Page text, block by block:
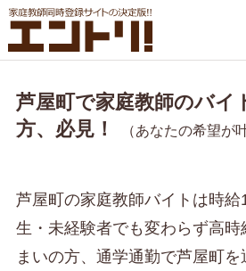
芦屋町で家庭教師のバイ
方、必見！
（あなたの希望が
芦屋町の家庭教師バイトは時
生・未経験者でも変わらず高時
まいの方、通学通勤で芦屋町を